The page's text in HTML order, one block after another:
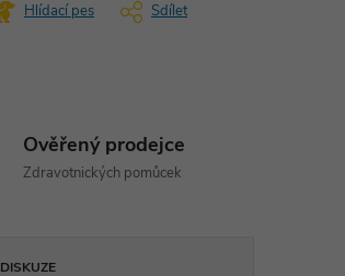
Hlídací pes Sdílet
Ověřený prodejce
Zdravotnických pomůcek
DISKUZE